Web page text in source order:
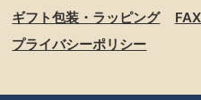
ギフト包装・ラッピング
プライバシーポリシー